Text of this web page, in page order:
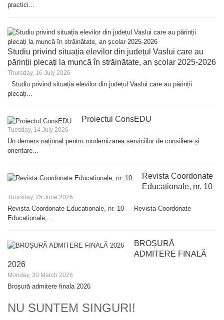
practici...
Studiu privind situația elevilor din județul Vaslui care au
părinții plecați la muncă în străinătate, an școlar 2025-2026
Thursday, 16 July 2026
Studiu privind situația elevilor din județul Vaslui care au părinții
plecați...
Proiectul ConsEDU
Tuesday, 14 July 2026
Un demers național pentru modernizarea serviciilor de consiliere și
orientare...
Revista Coordonate
Educationale, nr. 10
Thursday, 25 June 2026
Revista Coordonate Educationale, nr. 10 Revista Coordonate
Educationale,...
BROȘURĂ
ADMITERE FINALĂ
2026
Monday, 30 March 2026
Broșură admitere finala 2026
NU SUNTEM SINGURI!